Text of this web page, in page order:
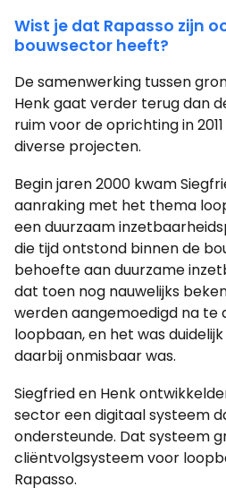
Wist je dat Rapasso zijn
bouwsector heeft?
De samenwerking tussen
Henk gaat verder terug dan
ruim voor de oprichting in
diverse projecten.
Begin jaren 2000 kwam
aanraking met het thema
een duurzaam
die tijd ontstond binnen de
behoefte aan duurzame
dat toen nog nauwelijks
werden aangemoedigd na te
loopbaan, en het was
daarbij onmisbaar was.
Siegfried en Henk
sector een digitaal systeem
ondersteunde. Dat systeem
cliëntvolgsysteem voor
Rapasso.